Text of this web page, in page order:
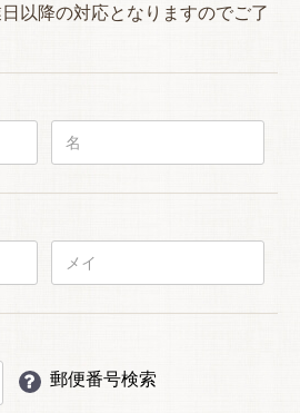
以降の対応となりますのでご了
郵便番号検索